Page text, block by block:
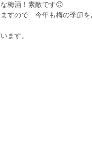
梅酒！素敵です😊
すので 今年も梅の季節を
ます。